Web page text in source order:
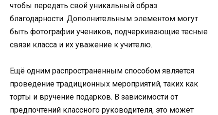
чтобы передать свой уникальный образ
благодарности. Дополнительным элементом могут
быть фотографии учеников, подчеркивающие тесные
связи класса и их уважение к учителю.
Ещё одним распространенным способом является
проведение традиционных мероприятий, таких как
торты и вручение подарков. В зависимости от
предпочтений классного руководителя, это может